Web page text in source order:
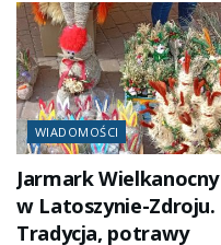
WIADOMOŚCI
Jarmark Wielkanocny
w Latoszynie-Zdroju.
Tradycja, potrawy